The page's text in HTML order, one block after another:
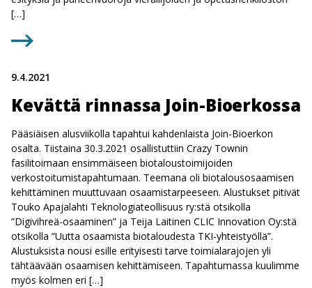
[…]
9.4.2021
Kevättä rinnassa Join-Bioerkossa
Pääsiäisen alusviikolla tapahtui kahdenlaista Join-Bioerkon
osalta. Tiistaina 30.3.2021 osallistuttiin Crazy Townin
fasilitoimaan ensimmäiseen biotaloustoimijoiden
verkostoitumistapahtumaan. Teemana oli biotalousosaamisen
kehittäminen muuttuvaan osaamistarpeeseen. Alustukset pitivät
Touko Apajalahti Teknologiateollisuus ry:stä otsikolla
”Digivihreä-osaaminen” ja Teija Laitinen CLIC Innovation Oy:stä
otsikolla ”Uutta osaamista biotaloudesta TKI-yhteistyöllä”.
Alustuksista nousi esille erityisesti tarve toimialarajojen yli
tähtäävään osaamisen kehittämiseen. Tapahtumassa kuulimme
myös kolmen eri […]